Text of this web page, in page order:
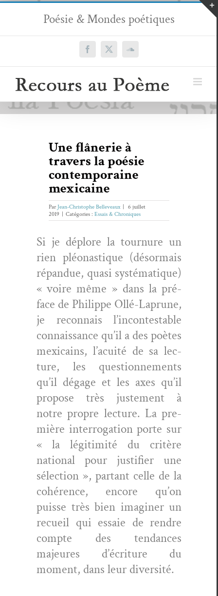
Passer
contenu
Poésie & Mondes poétiques
Facebook
X SoundCloud
Une flânerie à
travers la poésie
contemporaine
mexicaine
Par Jean-Christophe Belleveaux
6 juillet
2019
Catégories : Essais & Chroniques
Si je déplore la tour­nure un
rien pléonas­tique (désor­mais
répan­due, qua­si sys­té­ma­tique)
« voire même » dans la pré­
face de Philippe Ollé-Laprune,
je recon­nais l’incontestable
con­nais­sance qu’il a des poètes
mex­i­cains, l’acuité de sa lec­
ture, les ques­tion­nements
qu’il dégage et les axes qu’il
pro­pose très juste­ment à
notre pro­pre lec­ture. La pre­
mière inter­ro­ga­tion porte sur
« la légitim­ité du critère
nation­al pour jus­ti­fi­er une
sélec­tion », par­tant celle de la
cohérence, encore qu’on
puisse très bien imag­in­er un
recueil qui essaie de ren­dre
compte des ten­dances
majeures d’écriture du
moment, dans leur diversité.